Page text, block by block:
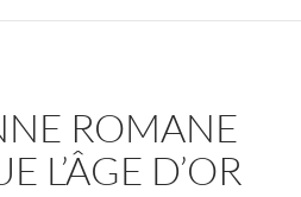
ROMANE
L’ÂGE D’OR